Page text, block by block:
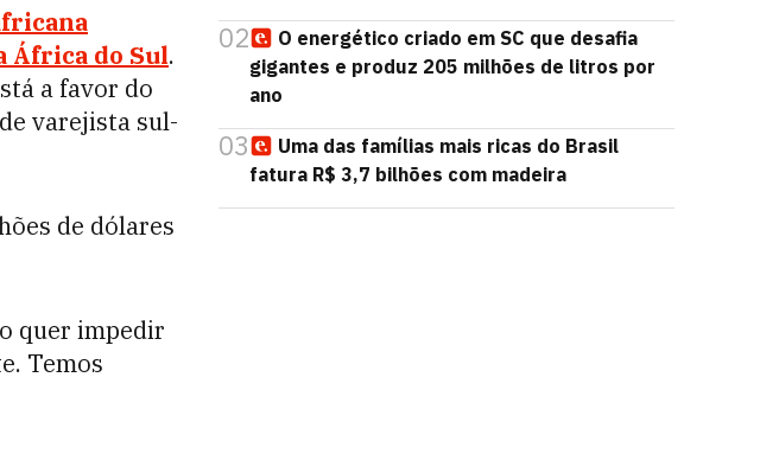
África do Sul.
a favor do
varejista sul-
de dólares
quer impedir
Temos
02
O energético criado em SC que desafia
gigantes e produz 205 milhões de litros por
ano
03
Uma das famílias mais ricas do Brasil
fatura R$ 3,7 bilhões com madeira